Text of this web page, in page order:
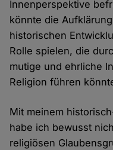
Innenperspektive
könnte die
historischen
Rolle spielen, die
mutige und ehrliche
Religion führen
Mit meinem
habe ich bewusst
religiösen